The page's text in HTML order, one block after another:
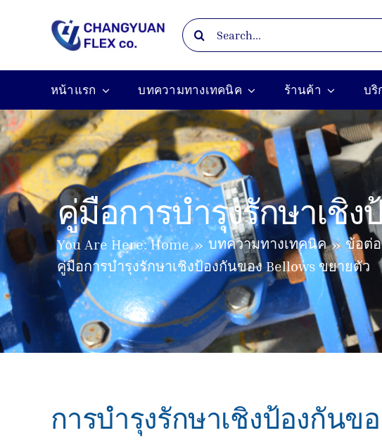
content
Search
for:
หน้าแรก บทความทางเทคนิค ร้านค้า บริ
คู่มือการบำรุงรักษาเชิง
You Are Here: Home บทความทางเทคนิค ข้อต่
คู่มือการบำรุงรักษาเชิงป้องกันของ Bellows ขยายตัว
การบำรุงรักษาเชิงป้องกันข